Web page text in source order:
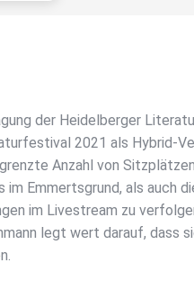
der Heidelberger
2021 als Hybrid-
Anzahl von
Emmertsgrund, als auch
im Livestream zu
legt wert darauf, dass